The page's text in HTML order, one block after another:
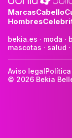
MarcasCabello
Hombres
bekia.es · moda ·
mascotas · salud ·
Aviso legal
© 2026 Bekia